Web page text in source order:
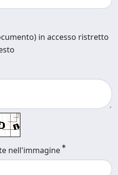
in accesso ristretto
nell'immagine